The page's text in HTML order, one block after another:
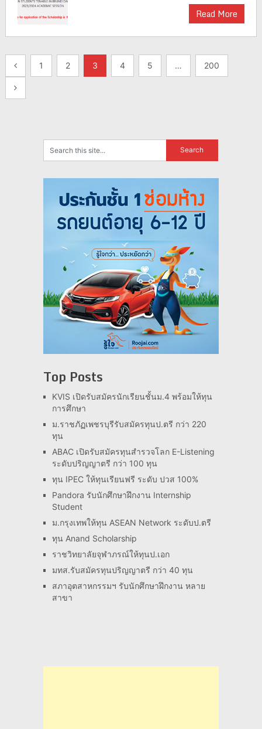
Read More
แนะแนว
เรื่อง
1 2 3 4 5 … 200
Top Posts
KVIS เปิดรับสมัครนักเรียนชั้นม.4 พร้อมให้ทุน
การศึกษา
ม.ราชภัฏเพชรบุรีรับสมัครทุนป.ตรี กว่า 220
ทุน
ABAC เปิดรับสมัครทุนสำรวจโลก E-Listening
ระดับปริญญาตรี กว่า 100 ทุน
ทุน IPEC ให้ทุนเรียนฟรี ระดับ ปวส 100%
Pandora รับนักศึกษาฝึกงาน Internship
Student
ม.กรุงเทพให้ทุน ASEAN Network ระดับป.ตรี
ทุน Anand Scholarship
ราชวิทยาลัยจุฬาภรณ์ให้ทุนป.เอก
มทส.รับสมัครทุนปริญญาตรี กว่า 40 ทุน
สภาอุตสาหกรรมฯ รับนักศึกษาฝึกงาน หลาย
สาขา